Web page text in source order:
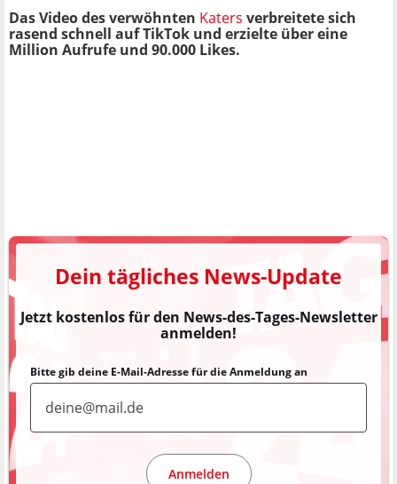
Das Video des verwöhnten Katers verbreitete sich
rasend schnell auf TikTok und erzielte über eine
Million Aufrufe und 90.000 Likes.
Dein tägliches News-Update
Jetzt kostenlos für den News-des-Tages-Newsletter
anmelden!
Bitte gib deine E-Mail-Adresse für die Anmeldung an
Anmelden